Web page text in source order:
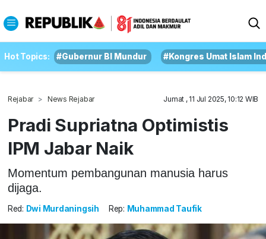
Hot Topics: #Gubernur BI Mundur #Kongres Umat Islam
Rejabar News Rejabar Jumat , 11 Jul 2025, 10:12 WIB
Pradi Supriatna Optimistis
IPM Jabar Naik
Momentum pembangunan manusia harus
dijaga.
Red: Dwi Murdaningsih Rep: Muhammad Taufik